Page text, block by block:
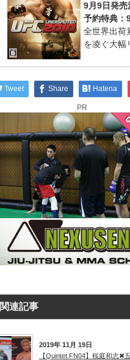
9月9日発売
予約特典：
全世界出荷
を凌ぐ大幅
Tweet Share Hatena
PR
関連記事
2019年 11月 19日
【Quintet FN04】桜庭和志✖